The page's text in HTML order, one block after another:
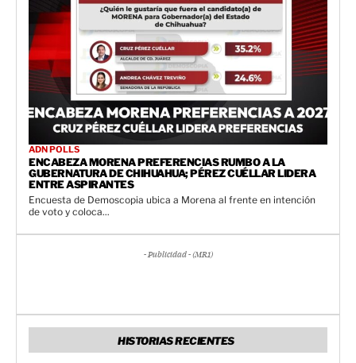
ADN POLLS
ENCABEZA MORENA PREFERENCIAS RUMBO A LA
GUBERNATURA DE CHIHUAHUA; PÉREZ CUÉLLAR LIDERA
ENTRE ASPIRANTES
Encuesta de Demoscopia ubica a Morena al frente en intención
de voto y coloca...
- Publicidad - (MR1)
HISTORIAS RECIENTES